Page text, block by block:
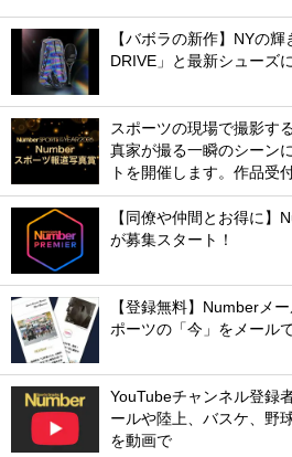
【バボラの新作】NYの
DRIVE」と最新シューズ
スポーツの現場で撮影す
真家が撮る一瞬のシーン
トを開催します。作品受
【同僚や仲間とお得に】
が募集スタート！
【登録無料】Numberメ
ポーツの「今」をメール
YouTubeチャンネル登録
ールや陸上、バスケ、野
を動画で